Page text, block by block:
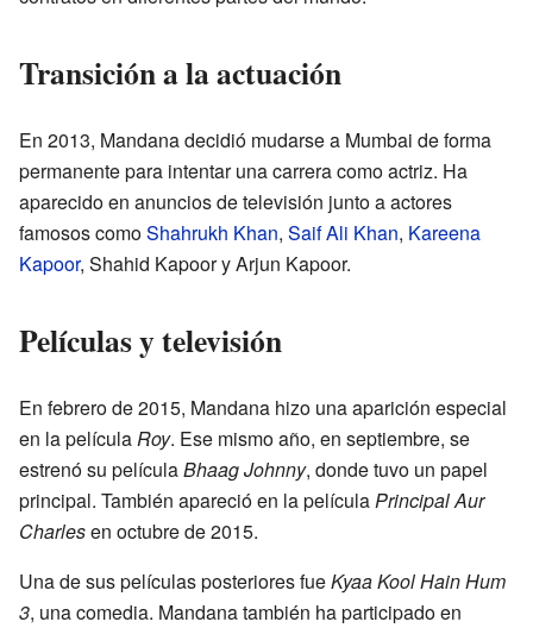
Transición a la actuación
En 2013, Mandana decidió mudarse a Mumbai de forma
permanente para intentar una carrera como actriz. Ha
aparecido en anuncios de televisión junto a actores
famosos comoShahrukh Khan, Saif Ali Khan, Kareena
Kapoor, Shahid Kapoor y Arjun Kapoor.
Películas y televisión
En febrero de 2015, Mandana hizo una aparición especial
en la películaRoy. Ese mismo año, en septiembre, se
estrenó su películaBhaag Johnny, donde tuvo un papel
principal. También apareció en la películaPrincipal Aur
Charlesen octubre de 2015.
Una de sus películas posteriores fueKyaa Kool Hain Hum
3, una comedia. Mandana también ha participado en